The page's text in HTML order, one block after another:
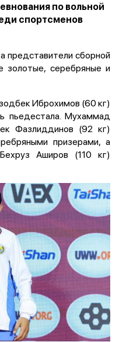
по вольной
спортсменов
представители сборной
золотые, серебряные и
Иброхимов (60 кг)
пьедестала. Мухаммад
Фазлиддинов (92 кг)
призерами, а
Аширов (110 кг)